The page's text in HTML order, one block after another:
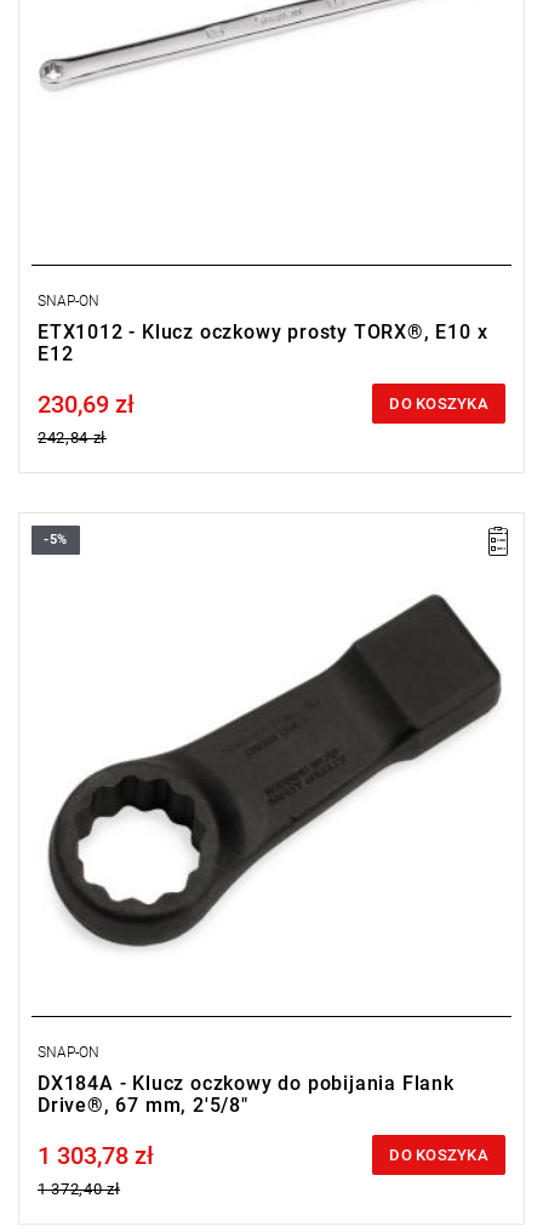
SNAP-ON
ETX1012 - Klucz oczkowy prosty TORX®, E10 x
E12
Price tax included
230,69 zł
242,84 zł
DO KOSZYKA
-5%
SNAP-ON
DX184A - Klucz oczkowy do pobijania Flank
Drive®, 67 mm, 2'5/8"
Price tax included
1 303,78 zł
1 372,40 zł
DO KOSZYKA